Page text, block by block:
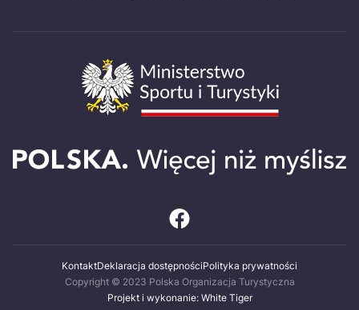
KontaktDeklaracja dostępnościPolityka prywatności
Copyright © 2023 Polska Organizacja Turystyczna
Projekt i wykonanie: White Tiger